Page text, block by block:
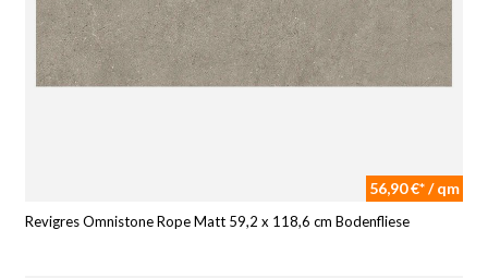
56,90 €* / qm
Revigres Omnistone Rope Matt 59,2 x 118,6 cm Bodenfliese